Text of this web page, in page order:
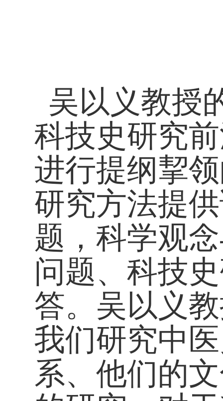
吴以义教授
科技史研究
进行提纲挈
研究方法提
题，科学观
问题、科技
答。吴以义
我们研究中
系、他们的